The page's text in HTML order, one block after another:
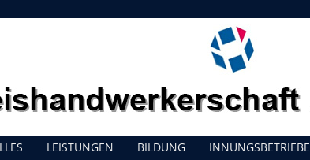
LEISTUNGEN BILDUNG INNUNGSBETRIEBE